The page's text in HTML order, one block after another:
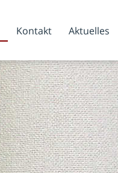
Kontakt Aktuelles